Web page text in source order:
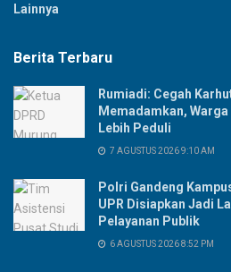
Lainnya
Berita Terbaru
Rumiadi: Cegah
Memadamkan,
Lebih Peduli
7 AGUSTUS 2026 9:10 AM
Polri Gandeng
UPR Disiapkan Jadi
Pelayanan Publik
6 AGUSTUS 2026 8:52 PM